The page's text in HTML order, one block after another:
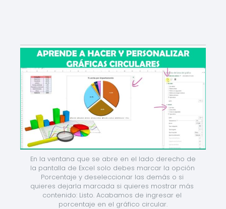
En la ventana que se abre en el lado derecho de
la pantalla de Excel solo debes marcar la opción
Porcentaje y deseleccionar las demás o si
quieres dejarla marcada si quieres mostrar más
contenido: Listo. Acabamos de ingresar el
porcentaje en el gráfico circular.